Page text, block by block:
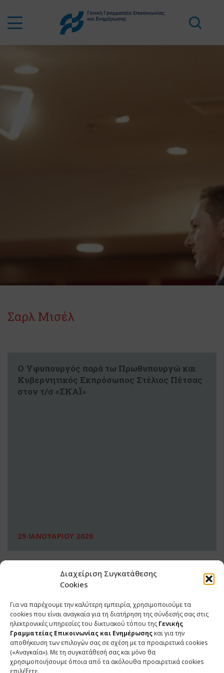
Διαχείριση Συγκατάθεσης
Cookies
Για να παρέχουμε την καλύτερη εμπειρία, χρησιμοποιούμε τα
cookies που είναι αναγκαία για τη διατήρηση της σύνδεσής σας στις
ηλεκτρονικές υπηρεσίες του δικτυακού τόπου της Γενικής
Γραμματείας Επικοινωνίας και Ενημέρωσης και για την
αποθήκευση των επιλογών σας σε σχέση με τα προαιρετικά cookies
(«Αναγκαία»). Με τη συγκατάθεσή σας και μόνο θα
χρησιμοποιήσουμε όποια από τα ακόλουθα προαιρετικά cookies
επιλέξετε.
Σαρλ Μισέλ
Ο Υφυπουργός παρά τω Πρωθυπουργώ και
Κυβερνητικός Εκπρόσωπος Στέλιος Πέτσας
στον τ/σ «ΣΚΑΪ»
29 ΙΑΝΟΥΑΡΙΟΥ 2020
ΕΠΙΚΟΙΝΩΝΙΑ